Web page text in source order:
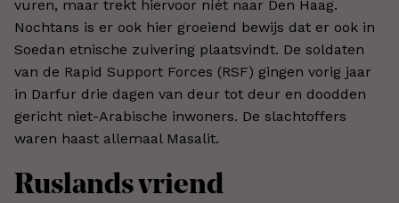
vuren, maar trekt hiervoor níét naar Den Haag.
Nochtans is er ook hier groeiend bewijs dat er ook in
Soedan etnische zuivering plaatsvindt. De soldaten
van de Rapid Support Forces (RSF) gingen vorig jaar
in Darfur drie dagen van deur tot deur en doodden
gericht niet-Arabische inwoners. De slachtoffers
waren haast allemaal Masalit.
Ruslands vriend